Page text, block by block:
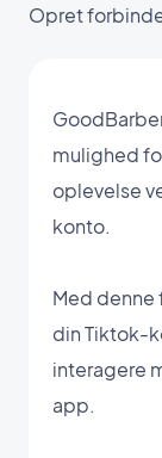
Opret
mulighed
oplevelse
konto.
Med denne
din Tiktok-
interagere
app.